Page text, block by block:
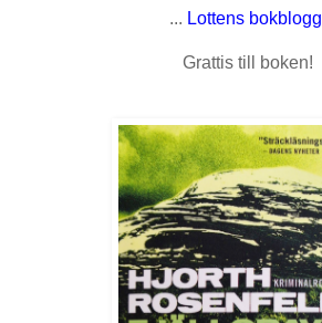
... Lottens bokblogg
Grattis till boken!